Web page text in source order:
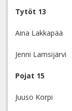
Tytöt 13
Aina
Jenni
Pojat 15
Juuso